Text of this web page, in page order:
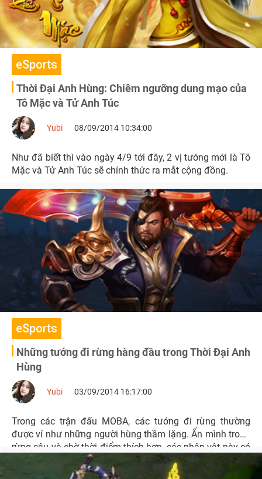
eSports
Thời Đại Anh Hùng: Chiêm ngưỡng dung mạo của
Tô Mặc và Tử Anh Túc
Yubi 08/09/2014 10:34:00
Như đã biết thì vào ngày 4/9 tới đây, 2 vị tướng mới là Tô
Mặc và Tử Anh Túc sẽ chính thức ra mắt cộng đồng.
eSports
Những tướng đi rừng hàng đầu trong Thời Đại Anh
Hùng
Yubi 03/09/2014 16:17:00
Trong các trận đấu MOBA, các tướng đi rừng thường
được ví như những người hùng thầm lặng. Ẩn mình trong
rừng sâu và chờ thời điểm thích hợp, các nhân vật này có
thể tỏa sáng và mang lại lợi thế lớn cho cả đội với những
pha gank chớp nhoáng.